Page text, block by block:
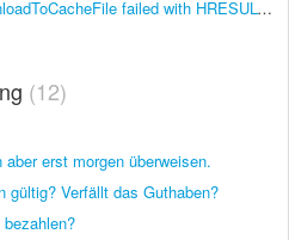
Fehler Installation URLDownloadToCacheFile failed with HRESULT '-2146697208' Error: An error occurred trying to download 'https://www.lox24.eu/download/outlook/Lox24OutlookSMS.vsto'.
12
erst morgen überweisen.
gültig? Verfällt das Guthaben?